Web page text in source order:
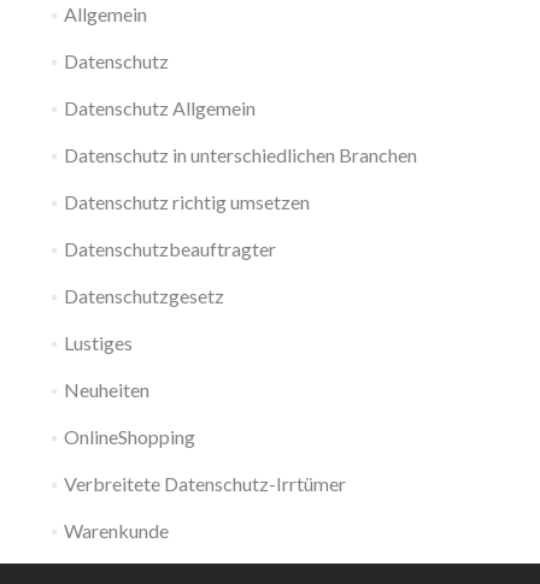
Allgemein
Datenschutz
Datenschutz Allgemein
Datenschutz in unterschiedlichen Branchen
Datenschutz richtig umsetzen
Datenschutzbeauftragter
Datenschutzgesetz
Lustiges
Neuheiten
OnlineShopping
Verbreitete Datenschutz-Irrtümer
Warenkunde